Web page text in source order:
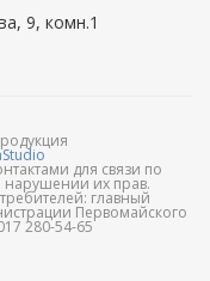
9, комн.1
для связи по
их прав.
главный
Первомайского
280-54-65